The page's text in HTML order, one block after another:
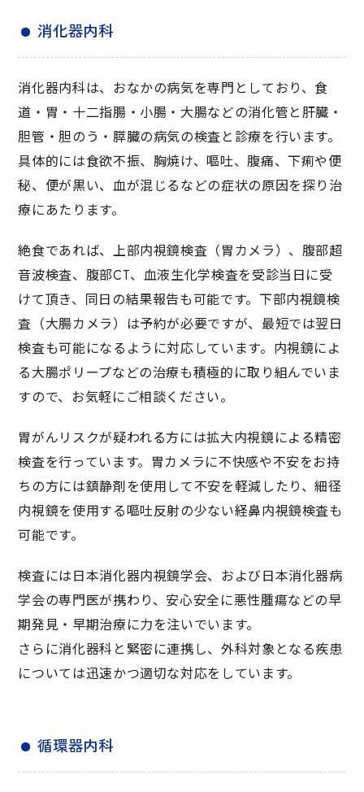
消化器内科
消化器内科は、おなかの病気を専門としており、食
道・胃・十二指腸・小腸・大腸などの消化管と肝臓・
胆管・胆のう・膵臓の病気の検査と診療を行います。
具体的には食欲不振、胸焼け、嘔吐、腹痛、下痢や便
秘、便が黒い、血が混じるなどの症状の原因を探り治
療にあたります。
絶食であれば、上部内視鏡検査（胃カメラ）、腹部超
音波検査、腹部CT、血液生化学検査を受診当日に受
けて頂き、同日の結果報告も可能です。下部内視鏡検
査（大腸カメラ）は予約が必要ですが、最短では翌日
検査も可能になるように対応しています。内視鏡によ
る大腸ポリープなどの治療も積極的に取り組んでいま
すので、お気軽にご相談ください。
胃がんリスクが疑われる方には拡大内視鏡による精密
検査を行っています。胃カメラに不快感や不安をお持
ちの方には鎮静剤を使用して不安を軽減したり、細径
内視鏡を使用する嘔吐反射の少ない経鼻内視鏡検査も
可能です。
検査には日本消化器内視鏡学会、および日本消化器病
学会の専門医が携わり、安心安全に悪性腫瘍などの早
期発見・早期治療に力を注いでいます。
さらに消化器科と緊密に連携し、外科対象となる疾患
については迅速かつ適切な対応をしています。
循環器内科